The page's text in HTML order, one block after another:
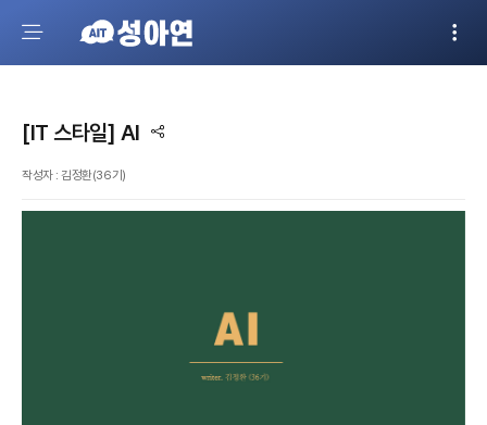
[IT 스타일] AI
작성자 : 김정환(36기)